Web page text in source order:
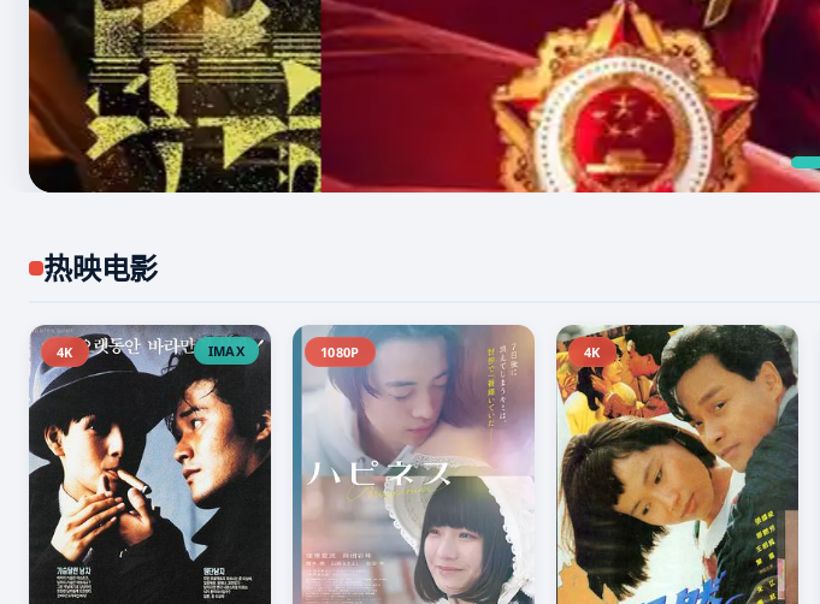
🎬 高分必看
热映电影
4K IMAX 1080P 4K